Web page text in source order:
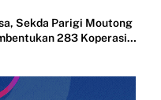
Sekda Parigi Moutong
283 Koperasi